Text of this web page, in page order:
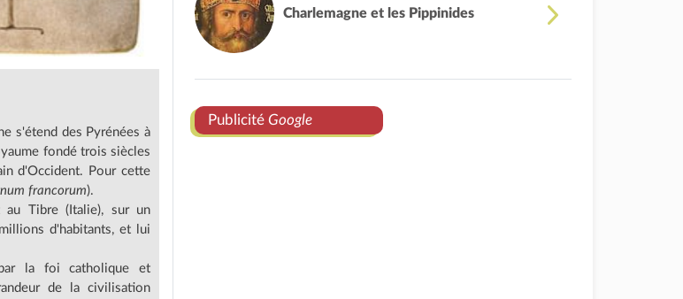
s'étend des Pyrénées à
fondé trois siècles
d'Occident. Pour cette
francorum).
au Tibre (Italie), sur un
d'habitants, et lui
la foi catholique et
de la civilisation
Charlemagne et les Pippinides
Publicité Google